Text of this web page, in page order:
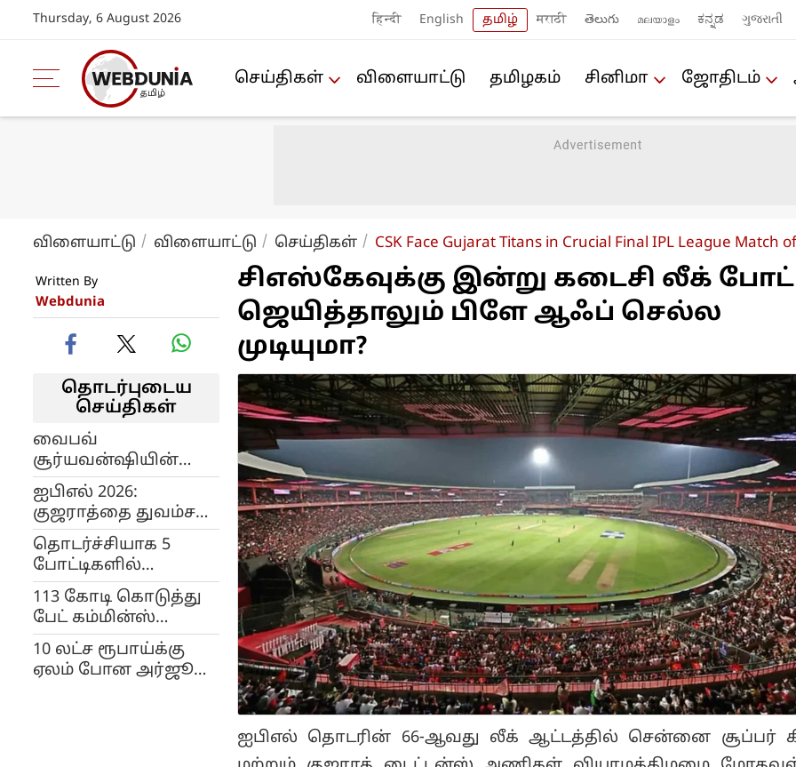
Thursday, 6 August 2026 हिन्दी English தமிழ் मराठी తెలుగు മലയാളം ಕನ್ನಡ ગુજરાતી
செய்திகள் விளையா‌ட்டு த‌மிழக‌ம் சினிமா ஜோ‌திட‌ம்
விளையாட்டு விளையாட்டு செய்திகள் CSK Face Gujarat Titans in Crucial Final IPL League Match
Written By
Webdunia
தொடர்புடைய
செய்திகள்
வைபவ்
சூர்யவன்ஷியின்
வரலாற்றுச் சாதனை:
கிரிக்கெட் உலகமே
வியப்பு!
ஐபிஎல் 2026:
குஜராத்தை துவம்சம்
செய்த கொல்கத்தா;
29 ரன்கள்
வித்தியாசத்தில்
அதிரடி வெற்றி!
தொடர்ச்சியாக 5
போட்டிகளில்
தோல்வி.. பஞ்சாப்
அணியின் கேப்டன்
ஸ்ரேயஸ் ஐயர் கூறும்
காரணம் என்ன
தெரியுமா?
113 கோடி கொடுத்து
பேட் கம்மின்ஸ்
தக்கவைப்பு..
ஆஸ்திரேலிய
கிரிக்கெட் வாரியம்
10 லட்ச ரூபாய்க்கு
ஏலம் போன அர்ஜூன்
சிஎஸ்கேவுக்கு இன்று கடைசி லீக்
ஜெயித்தாலும் பிளே ஆஃப் செல்ல
முடியுமா?
ஐபிஎல் தொடரின் 66-ஆவது லீக் ஆட்டத்தில் சென்னை சூப்பர்